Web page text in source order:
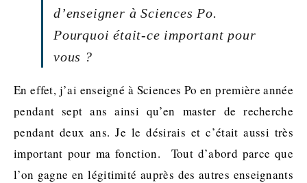
d’enseigner à Sciences Po.
Pourquoi était-ce important pour
vous ?
En effet, j’ai enseigné à Sciences Po en première année
pendant sept ans ainsi qu’en master de recherche
pendant deux ans. Je le désirais et c’était aussi très
important pour ma fonction. Tout d’abord parce que
l’on gagne en légitimité auprès des autres enseignants